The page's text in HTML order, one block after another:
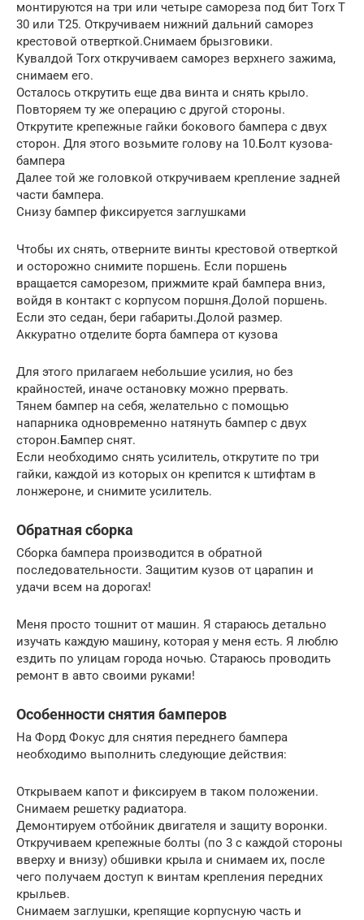
монтируются на три или четыре самореза под бит Torx T
30 или T25. Откручиваем нижний дальний саморез
крестовой отверткой.Снимаем брызговики.
Кувалдой Torx откручиваем саморез верхнего зажима,
снимаем его.
Осталось открутить еще два винта и снять крыло.
Повторяем ту же операцию с другой стороны.
Открутите крепежные гайки бокового бампера с двух
сторон. Для этого возьмите голову на 10.Болт кузова-
бампера
Далее той же головкой откручиваем крепление задней
части бампера.
Снизу бампер фиксируется заглушками
Чтобы их снять, отверните винты крестовой отверткой
и осторожно снимите поршень. Если поршень
вращается саморезом, прижмите край бампера вниз,
войдя в контакт с корпусом поршня.Долой поршень.
Если это седан, бери габариты.Долой размер.
Аккуратно отделите борта бампера от кузова
Для этого прилагаем небольшие усилия, но без
крайностей, иначе остановку можно прервать.
Тянем бампер на себя, желательно с помощью
напарника одновременно натянуть бампер с двух
сторон.Бампер снят.
Если необходимо снять усилитель, открутите по три
гайки, каждой из которых он крепится к штифтам в
лонжероне, и снимите усилитель.
Обратная сборка
Сборка бампера производится в обратной
последовательности. Защитим кузов от царапин и
удачи всем на дорогах!
Меня просто тошнит от машин. Я стараюсь детально
изучать каждую машину, которая у меня есть. Я люблю
ездить по улицам города ночью. Стараюсь проводить
ремонт в авто своими руками!
Особенности снятия бамперов
На Форд Фокус для снятия переднего бампера
необходимо выполнить следующие действия:
Открываем капот и фиксируем в таком положении.
Снимаем решетку радиатора.
Демонтируем отбойник двигателя и защиту воронки.
Откручиваем крепежные болты (по 3 с каждой стороны
вверху и внизу) обшивки крыла и снимаем их, после
чего получаем доступ к винтам крепления передних
крыльев.
Снимаем заглушки, крепящие корпусную часть и